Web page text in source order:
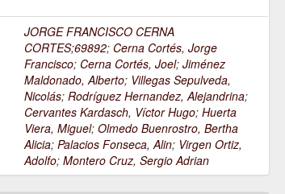
JORGE FRANCISCO CERNA
CORTES;69892; Cerna Cortés, Jorge
Francisco; Cerna Cortés, Joel;Jiménez
Maldonado, Alberto; Villegas Sepulveda,
Nicolás;Rodríguez Hernandez, Alejandrina;
Cervantes Kardasch, Víctor Hugo;Huerta
Viera, Miguel;Olmedo Buenrostro, Bertha
Alicia;Palacios Fonseca, Alin; Virgen Ortiz,
Adolfo;Montero Cruz, Sergio Adrian